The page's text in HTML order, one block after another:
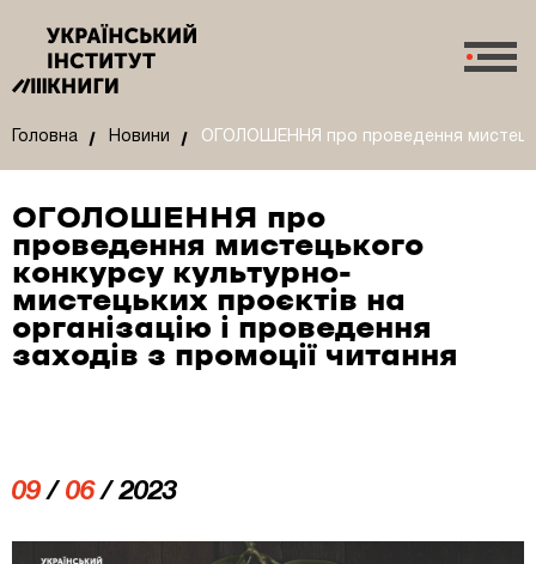
Головна Новини ОГОЛОШЕННЯ про проведення
ОГОЛОШЕННЯ про
проведення мистецького
конкурсу культурно-
мистецьких проєктів на
організацію і проведення
заходів з промоції читання
09 / 06/ 2023